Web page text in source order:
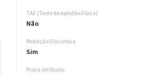
TAF (Teste de Aptidão Física)
Não
Redação Discursiva
Sim
Prova de títulos